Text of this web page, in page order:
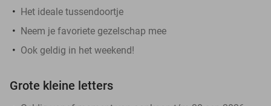
Het ideale tussendoortje
Neem je favoriete gezelschap mee
Ook geldig in het weekend!
Grote kleine letters